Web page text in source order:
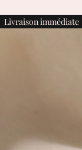
Livraison immédiate